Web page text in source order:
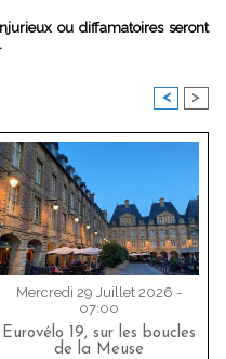
ou diffamatoires seront
< >
Mercredi 29 Juillet 2026 -
07:00
Eurovélo 19, sur les boucles
de la Meuse